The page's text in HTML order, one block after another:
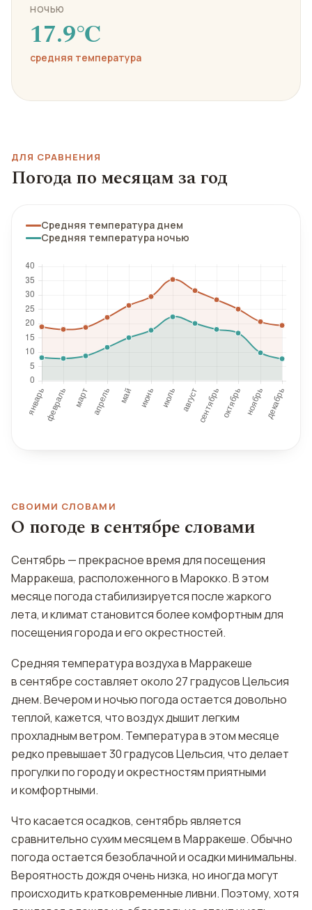
НОЧЬЮ
17.9℃
средняя температура
ДЛЯ СРАВНЕНИЯ
Погода по месяцам за год
Средняя температура днем
Средняя температура ночью
СВОИМИ СЛОВАМИ
О погоде в сентябре словами
Сентябрь — прекрасное время для посещения
Марракеша, расположенного в Марокко. В этом
месяце погода стабилизируется после жаркого
лета, и климат становится более комфортным для
посещения города и его окрестностей.
Средняя температура воздуха в Марракеше
в сентябре составляет около 27 градусов Цельсия
днем. Вечером и ночью погода остается довольно
теплой, кажется, что воздух дышит легким
прохладным ветром. Температура в этом месяце
редко превышает 30 градусов Цельсия, что делает
прогулки по городу и окрестностям приятными
и комфортными.
Что касается осадков, сентябрь является
сравнительно сухим месяцем в Марракеше. Обычно
погода остается безоблачной и осадки минимальны.
Вероятность дождя очень низка, но иногда могут
происходить кратковременные ливни. Поэтому, хотя